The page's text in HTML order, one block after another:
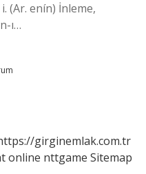
ı…
girginemlak.com.tr
online nttgame Sitemap